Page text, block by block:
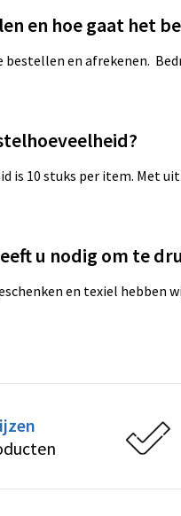
en hoe gaat het
en afrekenen.
is 10 stuks per item. Met
u nodig om te
en texiel hebben